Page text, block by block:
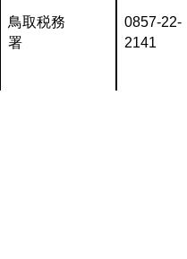
鳥取税務
署
0857-22-
2141